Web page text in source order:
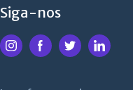
Siga-nos